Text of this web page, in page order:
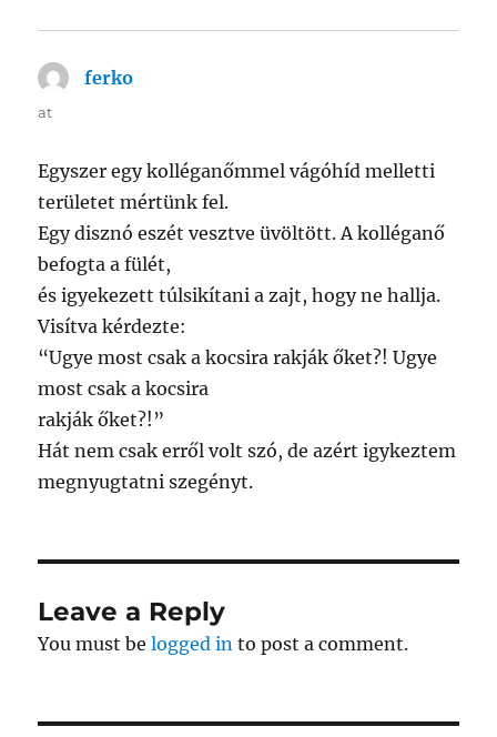
ferko
at
Egyszer egy kolléganőmmel vágóhíd melletti
területet mértünk fel.
Egy disznó eszét vesztve üvöltött. A kolléganő
befogta a fülét,
és igyekezett túlsikítani a zajt, hogy ne hallja.
Visítva kérdezte:
“Ugye most csak a kocsira rakják őket?! Ugye
most csak a kocsira
rakják őket?!”
Hát nem csak erről volt szó, de azért igykeztem
megnyugtatni szegényt.
Leave a Reply
You must belogged in to post a comment.